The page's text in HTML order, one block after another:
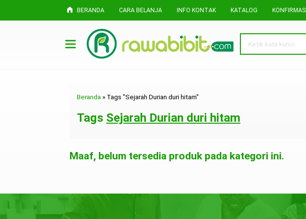
BERANDA CARA BELANJA INFO KONTAK KATALOG KONFIRMASI
Beranda » Tags "Sejarah Durian duri hitam"
Tags Sejarah Durian duri hitam
Maaf, belum tersedia produk pada kategori ini.